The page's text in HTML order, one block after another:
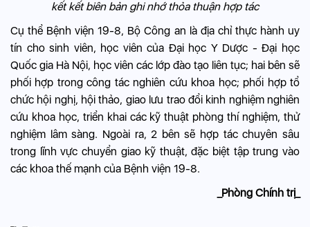
kết kết biên bản ghi nhớ thỏa thuận hợp tác
Cụ thể Bệnh viện 19-8, Bộ Công an là địa chỉ thực hành uy
tín cho sinh viên, học viên của Đại học Y Dược - Đại học
Quốc gia Hà Nội, học viên các lớp đào tạo liên tục; hai bên sẽ
phối hợp trong công tác nghiên cứu khoa học; phối hợp tổ
chức hội nghị, hội thảo, giao lưu trao đổi kinh nghiệm nghiên
cứu khoa học, triển khai các kỹ thuật phòng thí nghiệm, thử
nghiệm lâm sàng. Ngoài ra, 2 bên sẽ hợp tác chuyên sâu
trong lĩnh vực chuyển giao kỹ thuật, đặc biệt tập trung vào
các khoa thế mạnh của Bệnh viện 19-8.
_Phòng Chính trị_